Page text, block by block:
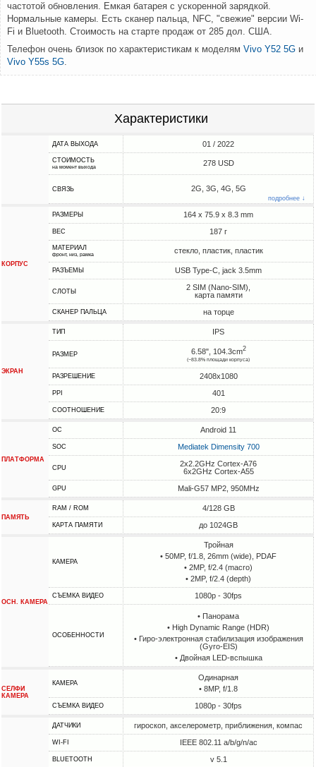
частотой обновления. Емкая батарея с ускоренной зарядкой.
Нормальные камеры. Есть сканер пальца, NFC, "свежие" версии Wi-
Fi и Bluetooth. Стоимость на старте продаж от 285 дол. США.
Телефон очень близок по характеристикам к моделям Vivo Y52 5Gи
Vivo Y55s 5G.
Характеристики
ДАТА ВЫХОДА 01 / 2022
СТОИМОСТЬ
на момент выхода 278 USD
СВЯЗЬ 2G, 3G, 4G, 5G
подробнее ↓
КОРПУС
РАЗМЕРЫ 164 x 75.9 x 8.3 mm
ВЕС 187 г
МАТЕРИАЛ
фронт, низ, рамка стекло, пластик, пластик
РАЗЪЕМЫ USB Type-C, jack 3.5mm
СЛОТЫ
2 SIM (Nano-SIM),
карта памяти
СКАНЕР ПАЛЬЦА на торце
ЭКРАН
ТИП IPS
РАЗМЕР 6.58", 104.3cm2
(~83.8% площади корпуса)
РАЗРЕШЕНИЕ 2408x1080
PPI 401
СООТНОШЕНИЕ 20:9
ПЛАТФОРМА
ОС Android 11
SOC Mediatek Dimensity 700
CPU
2x2.2GHz Cortex-A76
6x2GHz Cortex-A55
GPU Mali-G57 MP2, 950MHz
ПАМЯТЬ
RAM / ROM 4/128 GB
КАРТА ПАМЯТИ до 1024GB
ОСН. КАМЕРА
КАМЕРА
Тройная
• 50MP, f/1.8, 26mm (wide), PDAF
• 2MP, f/2.4 (macro)
• 2MP, f/2.4 (depth)
СЪЕМКА ВИДЕО 1080p - 30fps
ОСОБЕННОСТИ
• Панорама
• High Dynamic Range (HDR)
• Гиро-электронная стабилизация изображения
(Gyro-EIS)
• Двойная LED-вспышка
СЕЛФИ
КАМЕРА
КАМЕРА
Одинарная
• 8MP, f/1.8
СЪЕМКА ВИДЕО 1080p - 30fps
ДАТЧИКИ гироскоп, акселерометр, приближения, компас
WI-FI IEEE 802.11 a/b/g/n/ac
BLUETOOTH v 5.1